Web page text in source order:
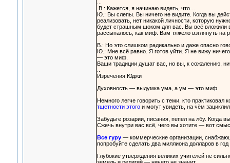
В.: Кажется, я начинаю видеть, что…
Ю.: Вы слепы. Вы ничего не видите. Когда вы
реализовать, нет никакой личности, которую
будет страшным шоком для вас. Вы всё вложили
рассыпалось, как миф. Вам тяжело взглянуть на
В.: Но это слишком радикально и даже опасно
Ю.: Мне всё равно. Я готов уйти. Я не вижу
— это миф.
Ваши традиции душат вас, но вы, к сожалению,
Изречения Юджи
Духовность — выдумка ума, а ум — это миф.
Немного легче говорить с теми, кто
тщетности этогои могут увидеть, на чём
Забудьте розарии, писания, пепел на лбу. Когда
Сжечь внутри вас всё, чего вы хотите — вот
Все гуру— коммерческие организации,
попробуйте сделать два миллиона долларов в
Глубокие утверждения великих учителей не